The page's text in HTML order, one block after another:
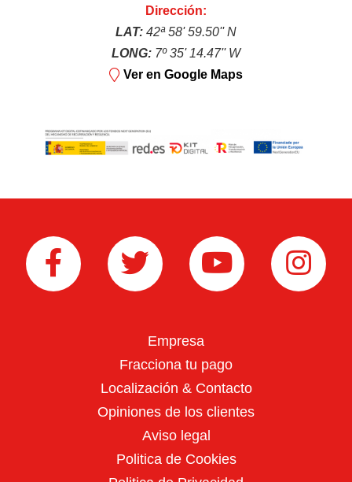
Tractores Cortacésped
Dirección:
LAT: 42ª 58' 59.50'' N
LONG: 7º 35' 14.47'' W
Ver en Google Maps
Empresa
Fracciona tu pago
Localización & Contacto
Opiniones de los clientes
Aviso legal
Politica de Cookies